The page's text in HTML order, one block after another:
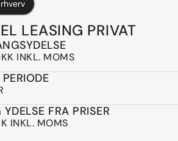
LEASING PRIVAT
INKL. MOMS
FRA PRISER
INKL. MOMS